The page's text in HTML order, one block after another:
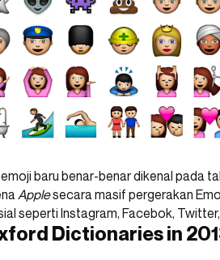
baru benar-benar dikenal pada
Applesecara masif pergerakan
seperti Instagram, Facebok,
Dictionaries in